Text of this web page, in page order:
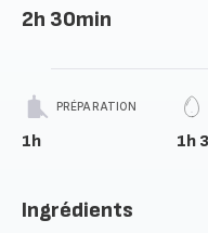
2h 30min
PRÉPARATION
1h 1h
Ingrédients